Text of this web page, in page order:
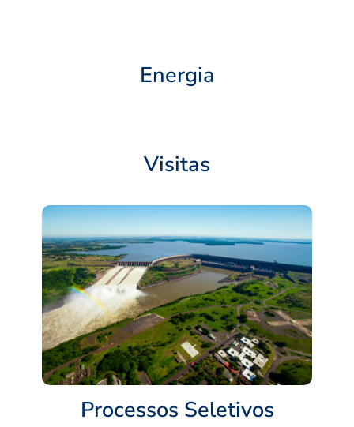
Energia
Visitas
Processos Seletivos